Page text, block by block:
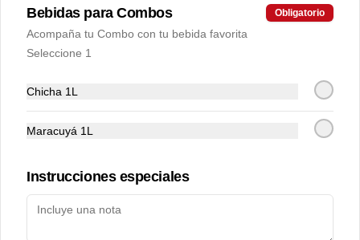
Porción tallarines en salsa blanca.
Política de
Cookies
a fin de personalizar este sitio, publicar anuncios y medir
Bebidas para Combos Obligatorio
Acompaña tu Combo con tu bebida favorita
Seleccione 1
Chicha 1L
Maracuyá 1L
Instrucciones especiales